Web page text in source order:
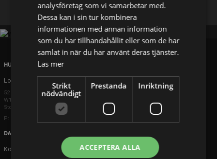
HUVUDKONTOR
London
52 Brook Street
W1K 5DS London
Storbritannien
P: +44 203 608 8181
DANMARK
Köpenhamn
analysföretag som vi samarbetar med.
Dessa kan i sin tur kombinera
informationen med annan information
som du har tillhandahållit eller som de har
samlat in när du har använt deras tjänster.
Läs mer
Strikt
nödvändigt
Prestanda Inriktning
ACCEPTERA ALLA